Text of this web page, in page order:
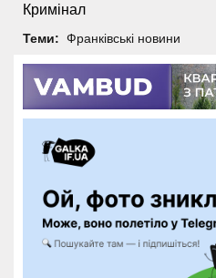
Кримінал
Теми: Франківські новини